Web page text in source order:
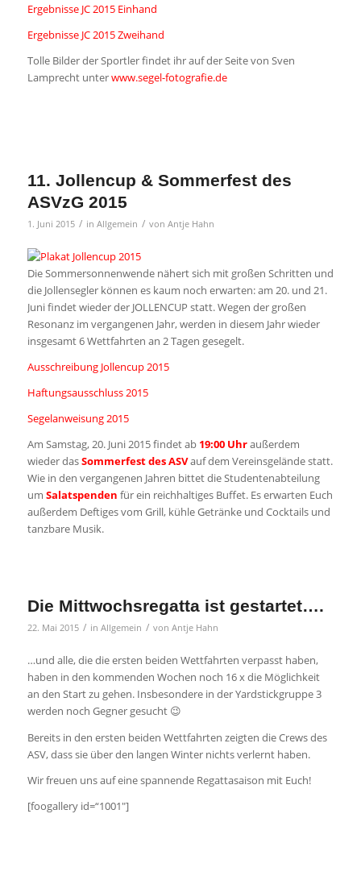
Ergebnisse JC 2015 Einhand
Ergebnisse JC 2015 Zweihand
Tolle Bilder der Sportler findet ihr auf der Seite von Sven
Lamprecht unterwww.segel-fotografie.de
11. Jollencup & Sommerfest des
ASVzG 2015
1. Juni 2015 / in Allgemein / von Antje Hahn
Die Sommersonnenwende nähert sich mit großen Schritten und
die Jollensegler können es kaum noch erwarten: am 20. und 21.
Juni findet wieder der JOLLENCUP statt. Wegen der großen
Resonanz im vergangenen Jahr, werden in diesem Jahr wieder
insgesamt 6 Wettfahrten an 2 Tagen gesegelt.
Ausschreibung Jollencup 2015
Haftungsausschluss 2015
Segelanweisung 2015
Am Samstag, 20. Juni 2015 findet ab 19:00 Uhraußerdem
wieder dasSommerfest des ASVauf dem Vereinsgelände statt.
Wie in den vergangenen Jahren bittet die Studentenabteilung
um Salatspenden für ein reichhaltiges Buffet. Es erwarten Euch
außerdem Deftiges vom Grill, kühle Getränke und Cocktails und
tanzbare Musik.
Die Mittwochsregatta ist gestartet….
22. Mai 2015 / in Allgemein / von Antje Hahn
…und alle, die die ersten beiden Wettfahrten verpasst haben,
haben in den kommenden Wochen noch 16 x die Möglichkeit
an den Start zu gehen. Insbesondere in der Yardstickgruppe 3
werden noch Gegner gesucht 😉
Bereits in den ersten beiden Wettfahrten zeigten die Crews des
ASV, dass sie über den langen Winter nichts verlernt haben.
Wir freuen uns auf eine spannende Regattasaison mit Euch!
[foogallery id=“1001″]